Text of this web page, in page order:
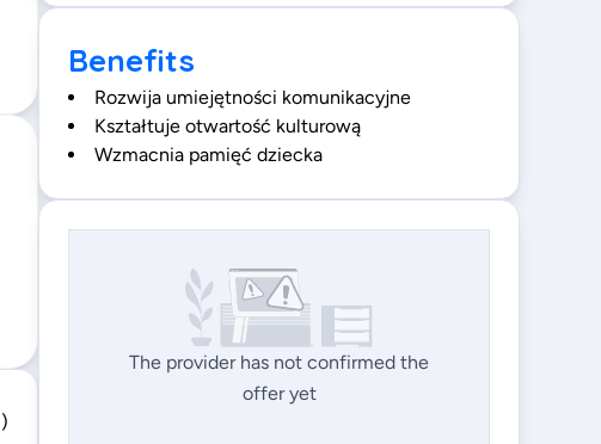
)
Benefits
Rozwija umiejętności komunikacyjne
Kształtuje otwartość kulturową
Wzmacnia pamięć dziecka
The provider has not confirmed the
offer yet